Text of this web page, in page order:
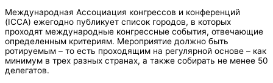
Международная Ассоциация конгрессов и конференций
(ICCA) ежегодно публикует список городов, в которых
проходят международные конгрессные события, отвечающие
определенным критериям. Мероприятие должно быть
ротируемым – то есть проходящим на регулярной основе – как
минимум в трех разных странах, а также собирать не менее 50
делегатов.